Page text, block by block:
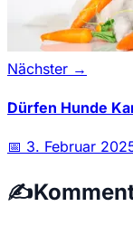
Nächster →
Dürfen Hunde
📅 3. Februar
✍️